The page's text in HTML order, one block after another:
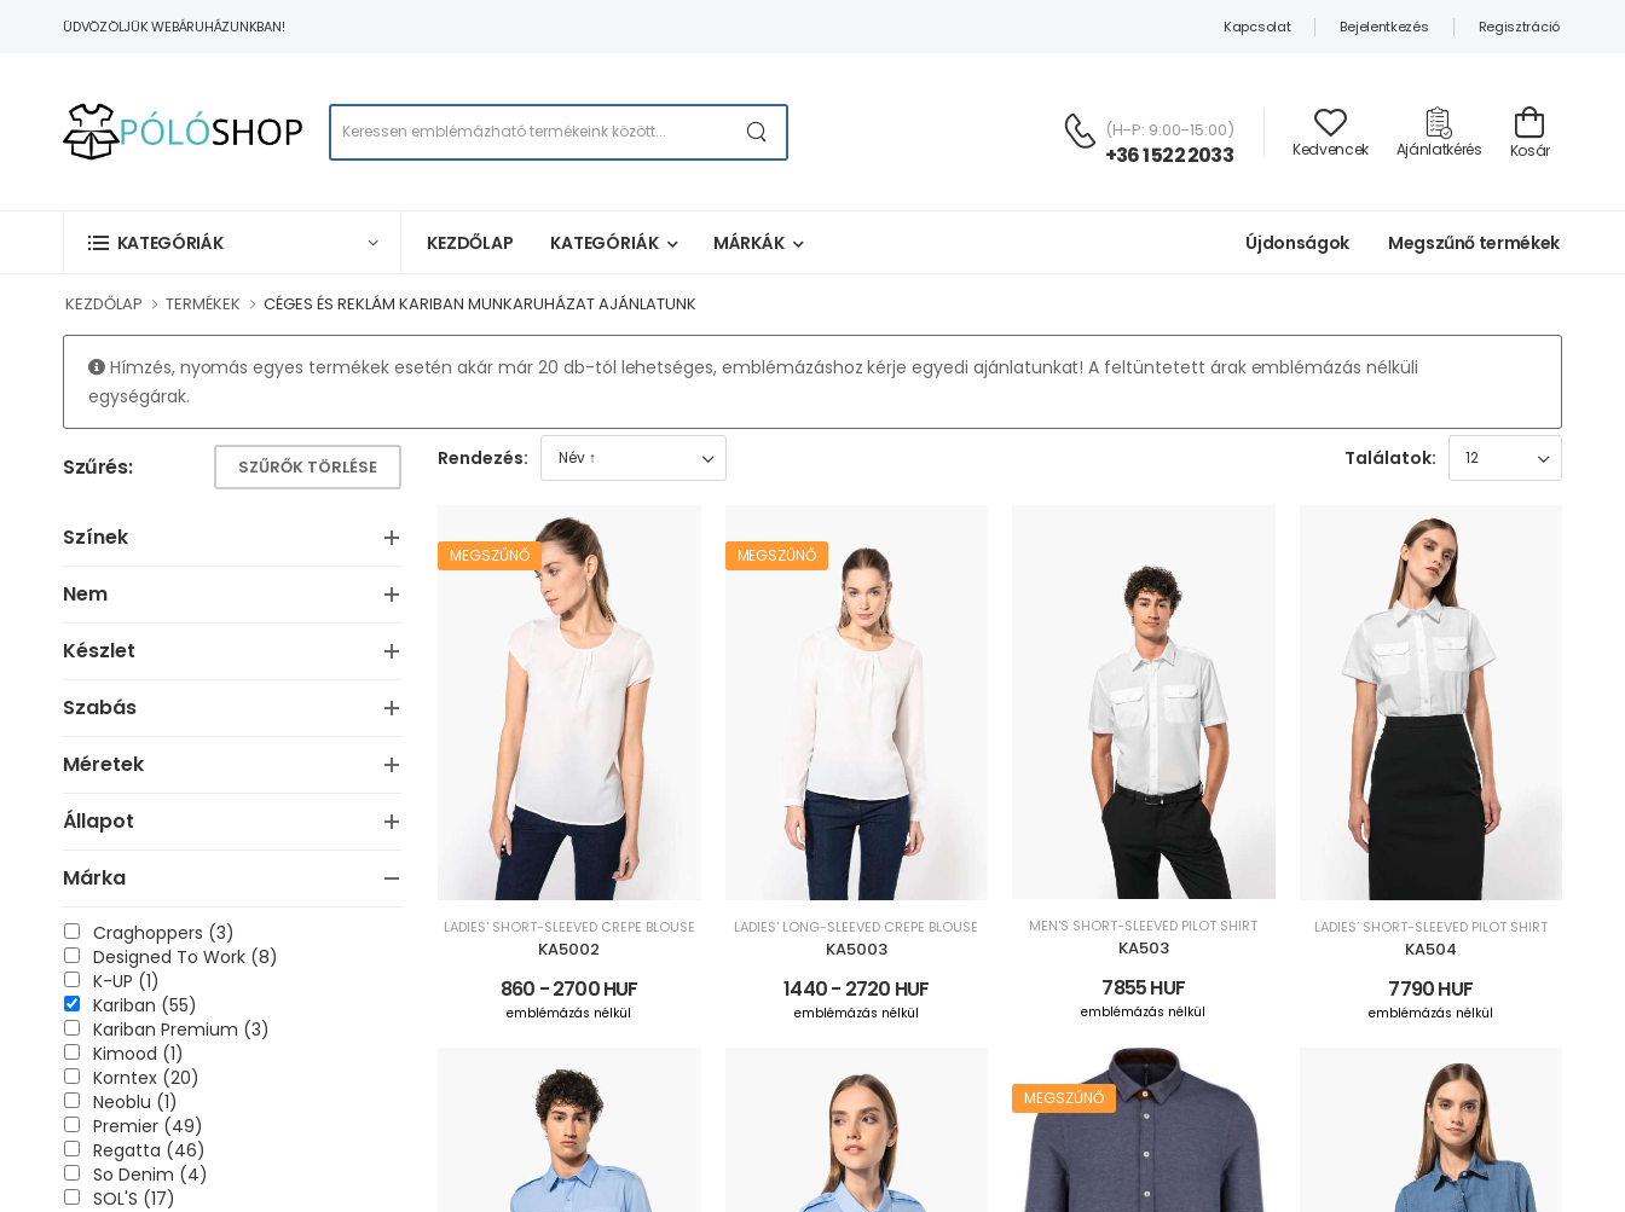
ÜDVÖZÖLJÜK WEBÁRUHÁZUNKBAN! Kapcsolat Bejelentkezés Regisztráció
(H-P: 9:00-15:00)
+36 1 522 2033 Kedvencek Ajánlatkérés Kosár
KATEGÓRIÁK KEZDŐLAP KATEGÓRIÁK MÁRKÁK Újdonságok Megszűnő termékek
KEZDŐLAP TERMÉKEK CÉGES ÉS REKLÁM KARIBAN MUNKARUHÁZAT AJÁNLATUNK
Hímzés, nyomás egyes termékek esetén akár már 20 db-tól lehetséges, emblémázáshoz kérje egyedi ajánlatunkat! A feltüntetett árak emblémázás nélküli
egységárak.
Szűrés: SZŰRŐK TÖRLÉSE
Színek
Nem
Készlet
Szabás
Méretek
Állapot
Márka
Craghoppers (3)
Designed To Work (8)
K-UP (1)
Kariban (55)
Kariban Premium (3)
Kimood (1)
Korntex (20)
Neoblu (1)
Premier (49)
Regatta (46)
So Denim (4)
SOL'S (17)
Rendezés: Találatok:
MEGSZŰNŐ
LADIES' SHORT-SLEEVED CREPE BLOUSE
KA5002
860 - 2700 HUF
emblémázás nélkül
MEGSZŰNŐ
LADIES' LONG-SLEEVED CREPE BLOUSE
KA5003
1440 - 2720 HUF
emblémázás nélkül
MEN'S SHORT-SLEEVED PILOT SHIRT
KA503
7855 HUF
emblémázás nélkül
LADIES’ SHORT-SLEEVED PILOT SHIRT
KA504
7790 HUF
emblémázás nélkül
MEGSZŰNŐ